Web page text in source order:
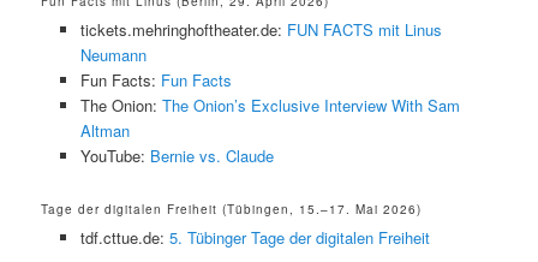
tickets.mehringhoftheater.de: FUN FACTS mit Linus
Neumann
Fun Facts: Fun Facts
The Onion: The Onion’s Exclusive Interview With Sam
Altman
YouTube: Bernie vs. Claude
Tage der digitalen Freiheit (Tübingen, 15.–17. Mai 2026)
tdf.cttue.de: 5. Tübinger Tage der digitalen Freiheit